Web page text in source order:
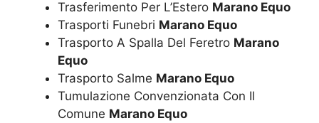
Trasferimento Per L’Estero Marano Equo
Trasporti Funebri Marano Equo
Trasporto A Spalla Del Feretro Marano
Equo
Trasporto Salme Marano Equo
Tumulazione Convenzionata Con Il
Comune Marano Equo